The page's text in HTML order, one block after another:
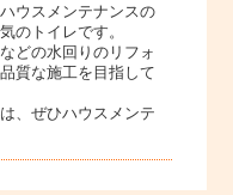
ウスメンテナンスの
のトイレです。
どの水回りのリフォ
質な施工を目指して
、ぜひハウスメンテ